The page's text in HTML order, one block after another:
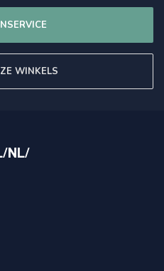
WINKELS
NL/